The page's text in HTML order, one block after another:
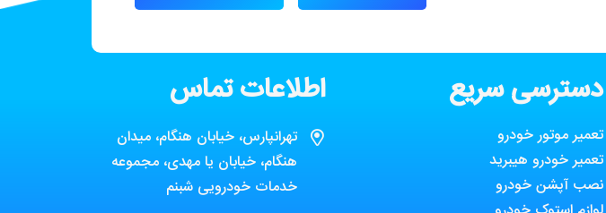
دسترسی سریع
تعمیر موتور خودرو
تعمیر خودرو هیبرید
نصب آپشن خودرو
اطلاعات تماس
تهرانپارس، خیابان هنگام، میدان
هنگام، خیابان یا مهدی، مجموعه
خدمات خودرویی شبنم